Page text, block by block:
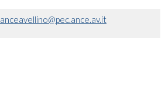
anceavellino@pec.ance.av.it